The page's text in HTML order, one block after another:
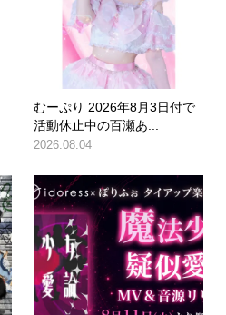
むーぷり 2026年8月3日付で
活動休止中の百瀬あ...
2026.08.04